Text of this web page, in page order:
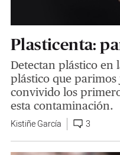
Plasticenta:
Detectan plástico en
plástico que parimos
convivido los
esta contaminación.
Kistiñe García 3